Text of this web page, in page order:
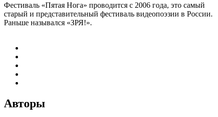
Фестиваль «Пятая Нога» проводится с 2006 года, это самый
старый и представительный фестиваль видеопоэзии в России.
Раньше назывался «ЗРЯ!».
Авторы